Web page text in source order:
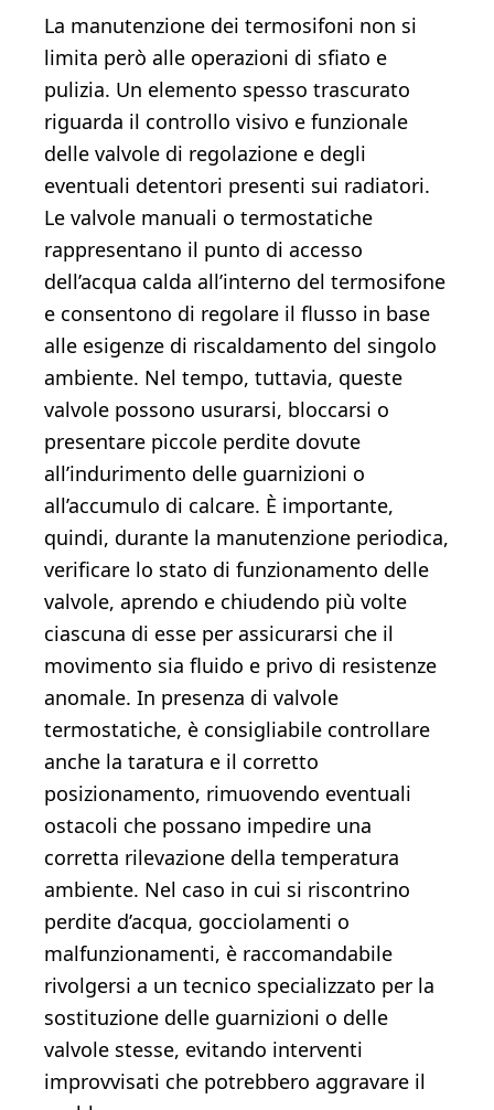
La manutenzione dei termosifoni non si
limita però alle operazioni di sfiato e
pulizia. Un elemento spesso trascurato
riguarda il controllo visivo e funzionale
delle valvole di regolazione e degli
eventuali detentori presenti sui radiatori.
Le valvole manuali o termostatiche
rappresentano il punto di accesso
dell’acqua calda all’interno del termosifone
e consentono di regolare il flusso in base
alle esigenze di riscaldamento del singolo
ambiente. Nel tempo, tuttavia, queste
valvole possono usurarsi, bloccarsi o
presentare piccole perdite dovute
all’indurimento delle guarnizioni o
all’accumulo di calcare. È importante,
quindi, durante la manutenzione periodica,
verificare lo stato di funzionamento delle
valvole, aprendo e chiudendo più volte
ciascuna di esse per assicurarsi che il
movimento sia fluido e privo di resistenze
anomale. In presenza di valvole
termostatiche, è consigliabile controllare
anche la taratura e il corretto
posizionamento, rimuovendo eventuali
ostacoli che possano impedire una
corretta rilevazione della temperatura
ambiente. Nel caso in cui si riscontrino
perdite d’acqua, gocciolamenti o
malfunzionamenti, è raccomandabile
rivolgersi a un tecnico specializzato per la
sostituzione delle guarnizioni o delle
valvole stesse, evitando interventi
improvvisati che potrebbero aggravare il